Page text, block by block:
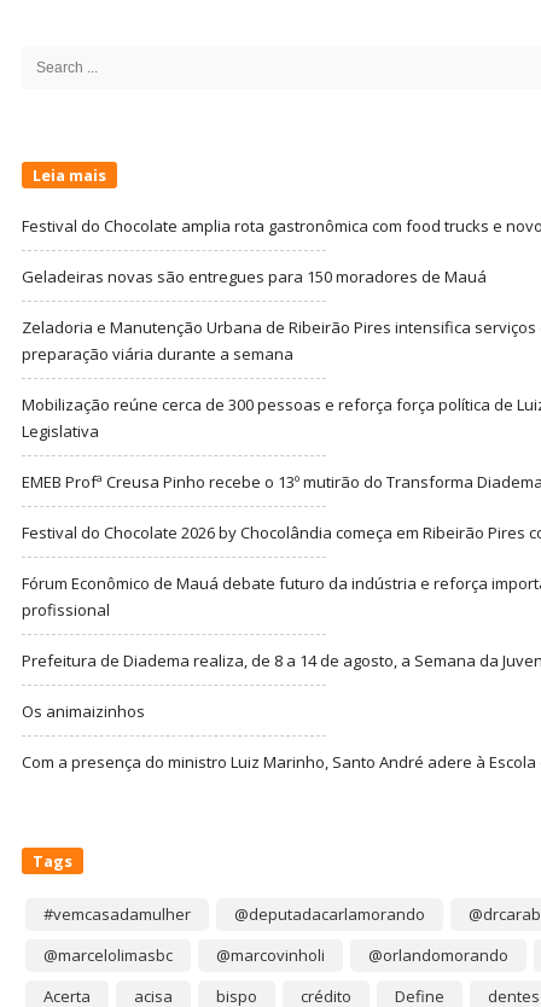
Search
Leia mais
Festival do Chocolate amplia rota gastronômica com food trucks e
Geladeiras novas são entregues para 150 moradores de Mauá
Zeladoria e Manutenção Urbana de Ribeirão Pires intensifica
preparação viária durante a semana
Mobilização reúne cerca de 300 pessoas e reforça força política de
Legislativa
EMEB Profª Creusa Pinho recebe o 13º mutirão do Transforma
Festival do Chocolate 2026 by Chocolândia começa em Ribeirão Pires
Fórum Econômico de Mauá debate futuro da indústria e reforça
profissional
Prefeitura de Diadema realiza, de 8 a 14 de agosto, a Semana da
Os animaizinhos
Com a presença do ministro Luiz Marinho, Santo André adere à
Tags
#vemcasadamulher @deputadacarlamorando
@marcelolimasbc
@marcovinholi
@orlandomorando
Acerta
acisa bispo crédito Define dentes